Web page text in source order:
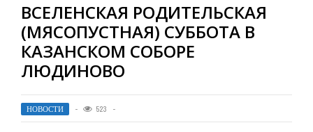
ВСЕЛЕНСКАЯ РОДИТЕЛЬСКАЯ
(МЯСОПУСТНАЯ) СУББОТА В
КАЗАНСКОМ СОБОРЕ
ЛЮДИНОВО
НОВОСТИ 523